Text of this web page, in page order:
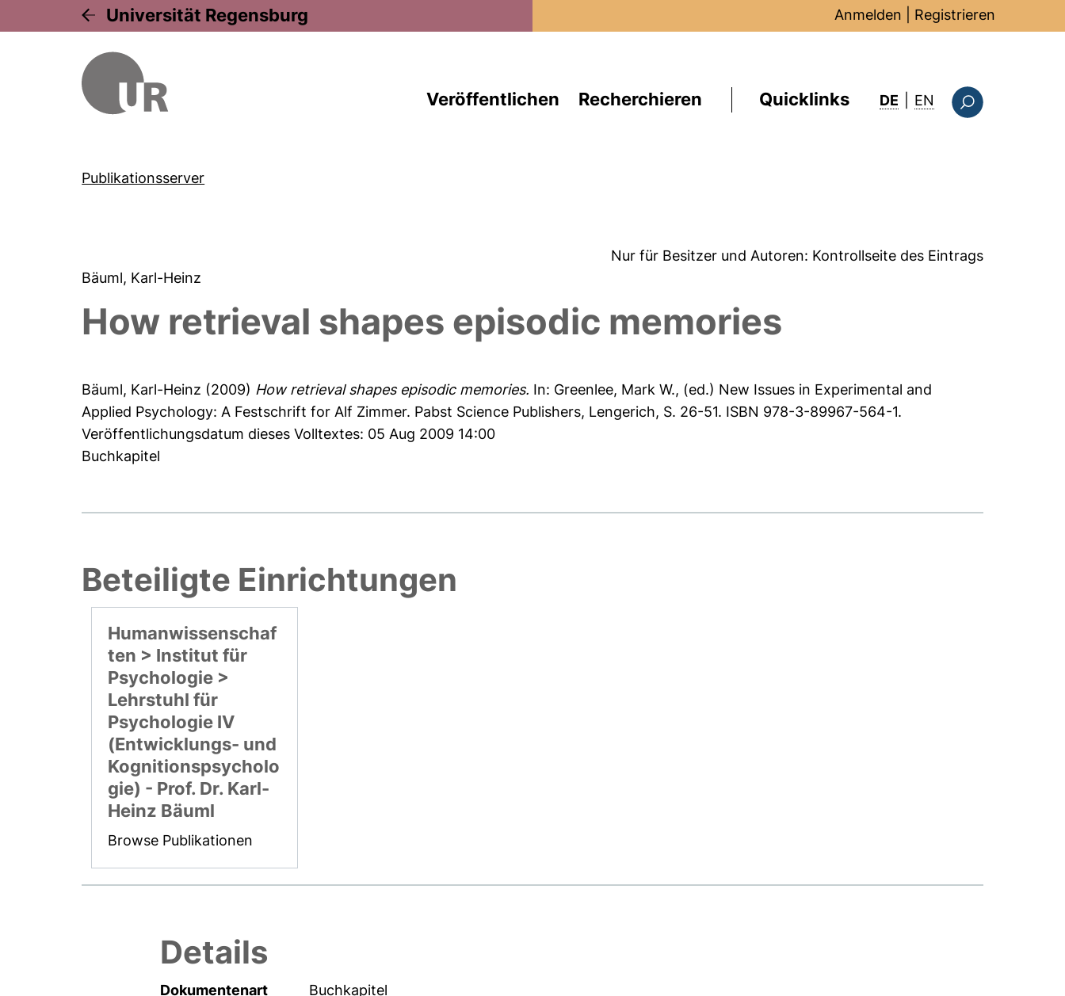
Universität Regensburg Anmelden Registrieren
Veröffentlichen Recherchieren Quicklinks DE EN : this page in
Publikationsserver
Nur für Besitzer und Autoren: Kontrollseite des Eintrags
Bäuml, Karl-Heinz
How retrieval shapes episodic memories
Bäuml, Karl-Heinz (2009) How retrieval shapes episodic memories. In: Greenlee, Mark W., (ed.) New Issues in Experimental and
Applied Psychology: A Festschrift for Alf Zimmer. Pabst Science Publishers, Lengerich, S. 26-51. ISBN 978-3-89967-564-1.
Veröffentlichungsdatum dieses Volltextes: 05 Aug 2009 14:00
Buchkapitel
Beteiligte Einrichtungen
Humanwissenschaf
ten > Institut für
Psychologie >
Lehrstuhl für
Psychologie IV
(Entwicklungs- und
Kognitionspsycholo
gie) - Prof. Dr. Karl-
Heinz Bäuml
Browse Publikationen
Details
Dokumentenart
Buchkapitel